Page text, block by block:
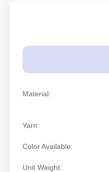
Material:
Yarn:
Color Available:
Unit Weight: